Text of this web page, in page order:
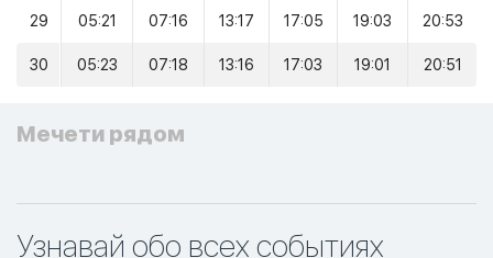
29 05:21 07:16 13:17 17:05 19:03 20:53
30 05:23 07:18 13:16 17:03 19:01 20:51
Мечети рядом
Узнавай обо всех событиях